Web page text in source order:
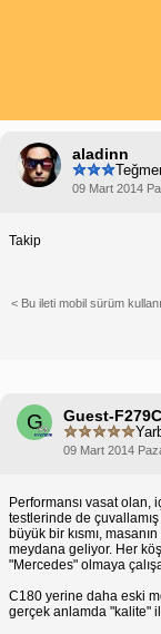
aladinn
09 Mart 2014
Takip
< Bu ileti mobil sürüm
G Guest-
09 Mart 2014
Performansı vasat olan,
testlerinde de
büyük bir kısmı,
meydana geliyor. Her
"Mercedes" olmaya
C180 yerine daha eski
gerçek anlamda "kalite"